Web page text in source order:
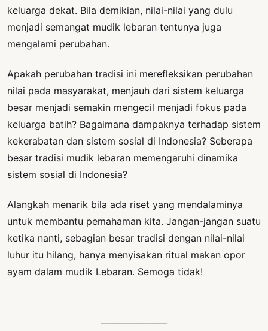
keluarga dekat. Bila demikian, nilai-nilai yang dulu
menjadi semangat mudik lebaran tentunya juga
mengalami perubahan.
Apakah perubahan tradisi ini merefleksikan perubahan
nilai pada masyarakat, menjauh dari sistem keluarga
besar menjadi semakin mengecil menjadi fokus pada
keluarga batih? Bagaimana dampaknya terhadap sistem
kekerabatan dan sistem sosial di Indonesia? Seberapa
besar tradisi mudik lebaran memengaruhi dinamika
sistem sosial di Indonesia?
Alangkah menarik bila ada riset yang mendalaminya
untuk membantu pemahaman kita. Jangan-jangan suatu
ketika nanti, sebagian besar tradisi dengan nilai-nilai
luhur itu hilang, hanya menyisakan ritual makan opor
ayam dalam mudik Lebaran. Semoga tidak!